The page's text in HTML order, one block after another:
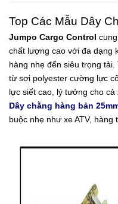
Top Các Mẫu Dây
Jumpo Cargo Control
chất lượng cao với đa dạng
hàng nhẹ đến siêu trọng
từ sợi polyester cường lực
lực siết cao, lý tưởng cho cả
Dây chằng hàng bản
buộc nhẹ như xe ATV, hàng